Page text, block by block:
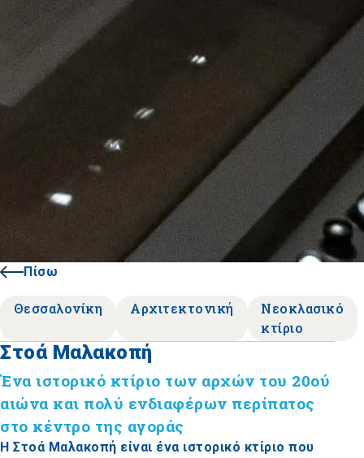
Πίσω
Θεσσαλονίκη Αρχιτεκτονική
Νεοκλασικό
κτίριο
Στοά Μαλακοπή
Ένα ιστορικό κτίριο των αρχών του 20ού
αιώνα και πολύ ενδιαφέρων περίπατος
στο κέντρο της αγοράς
Η Στοά Μαλακοπή είναι ένα ιστορικό κτίριο που